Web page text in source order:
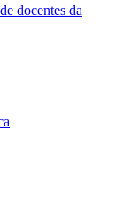
docentes da